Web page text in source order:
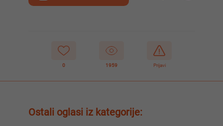
0 1959 Prijavi
Ostali oglasi iz kategorije: